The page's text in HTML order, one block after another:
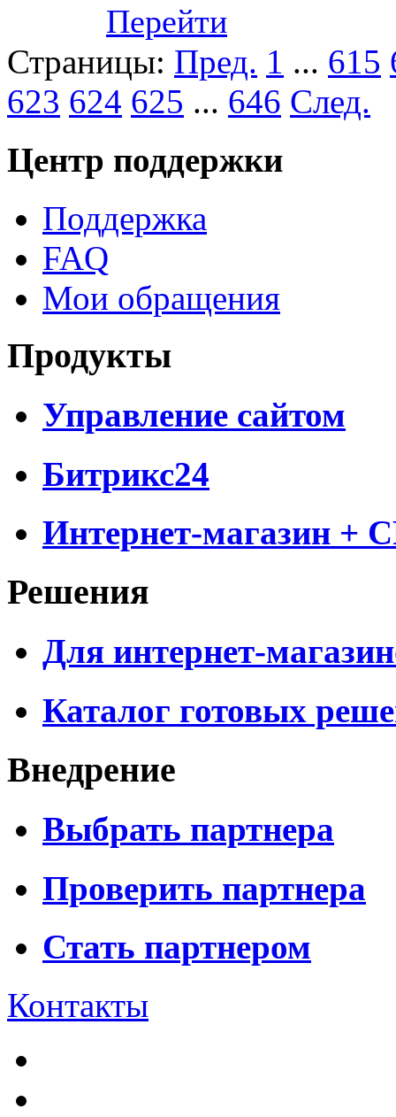
Перейти
Страницы: Пред. 1 ... 615
623 624 625 ... 646 След.
Центр поддержки
Поддержка
FAQ
Мои обращения
Продукты
Управление сайтом
Битрикс24
Интернет-магазин +
Решения
Для интернет-
Каталог готовых
Внедрение
Выбрать партнера
Проверить партнера
Стать партнером
Контакты